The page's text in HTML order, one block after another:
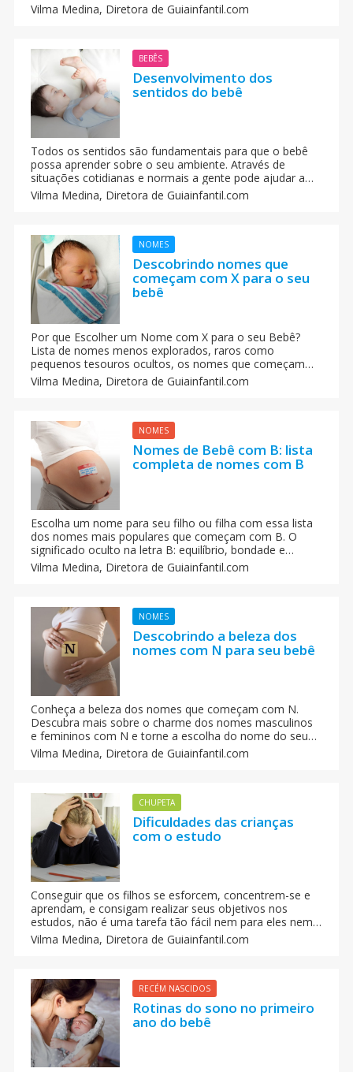
motivar o seu filho a que fale. Quando se pode dizer que
uma criança tem problema para falar?
Vilma Medina, Diretora de Guiainfantil.com
BEBÊS
Desenvolvimento dos
sentidos do bebê
Todos os sentidos são fundamentais para que o bebê
possa aprender sobre o seu ambiente. Através de
situações cotidianas e normais a gente pode ajudar a
criança a perceber toda a informação que os sentidos a
proporciona, abrindo-lhe as portas ao mundo. Como os
Vilma Medina, Diretora de Guiainfantil.com
NOMES
Descobrindo nomes que
começam com X para o seu
bebê
Por que Escolher um Nome com X para o seu Bebê?
Lista de nomes menos explorados, raros como
pequenos tesouros ocultos, os nomes que começam
com a letra X.
Vilma Medina, Diretora de Guiainfantil.com
NOMES
Nomes de Bebê com B: lista
completa de nomes com B
Escolha um nome para seu filho ou filha com essa lista
dos nomes mais populares que começam com B. O
significado oculto na letra B: equilíbrio, bondade e
beleza. Apresentamos uma seleção de nomes de bebês,
masculinos e femininos, que começam com a letra B.
Vilma Medina, Diretora de Guiainfantil.com
NOMES
Descobrindo a beleza dos
nomes com N para seu bebê
Conheça a beleza dos nomes que começam com N.
Descubra mais sobre o charme dos nomes masculinos
e femininos com N e torne a escolha do nome do seu
bebê uma experiência memorável.
Vilma Medina, Diretora de Guiainfantil.com
CHUPETA
Dificuldades das crianças
com o estudo
Conseguir que os filhos se esforcem, concentrem-se e
aprendam, e consigam realizar seus objetivos nos
estudos, não é uma tarefa tão fácil nem para eles nem
para seus pais. Para que as crianças tenham êxito nos
estudos, basicamente é necessário que eles tenham
e que saibam dominar hábitos de trabalho e estudo.
Vilma Medina, Diretora de Guiainfantil.com
RECÉM NASCIDOS
Rotinas do sono no primeiro
ano do bebê